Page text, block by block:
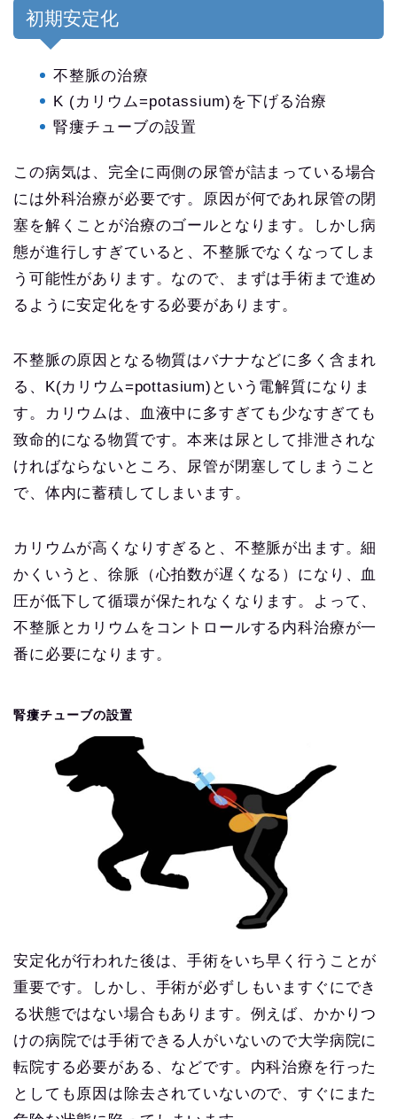
初期安定化
不整脈の治療
K (カリウム=potassium)を下げる治療
腎瘻チューブの設置
この病気は、完全に両側の尿管が詰まっている場合
には外科治療が必要です。原因が何であれ尿管の閉
塞を解くことが治療のゴールとなります。しかし病
態が進行しすぎていると、不整脈でなくなってしま
う可能性があります。なので、まずは手術まで進め
るように安定化をする必要があります。
不整脈の原因となる物質はバナナなどに多く含まれ
る、K(カリウム=pottasium)という電解質になりま
す。カリウムは、血液中に多すぎても少なすぎても
致命的になる物質です。本来は尿として排泄されな
ければならないところ、尿管が閉塞してしまうこと
で、体内に蓄積してしまいます。
カリウムが高くなりすぎると、不整脈が出ます。細
かくいうと、徐脈（心拍数が遅くなる）になり、血
圧が低下して循環が保たれなくなります。よって、
不整脈とカリウムをコントロールする内科治療が一
番に必要になります。
腎瘻チューブの設置
安定化が行われた後は、手術をいち早く行うことが
重要です。しかし、手術が必ずしもいますぐにでき
る状態ではない場合もあります。例えば、かかりつ
けの病院では手術できる人がいないので大学病院に
転院する必要がある、などです。内科治療を行った
としても原因は除去されていないので、すぐにまた